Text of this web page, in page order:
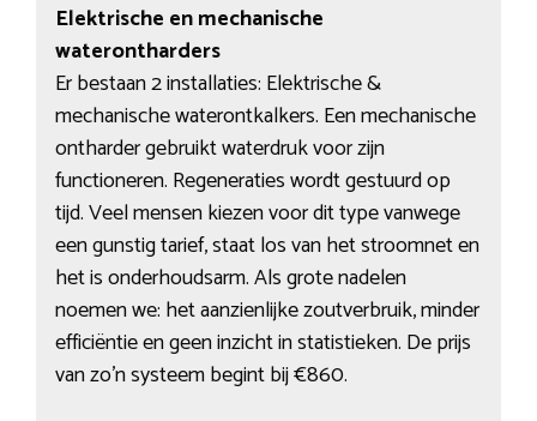
Elektrische en mechanische
waterontharders
Er bestaan 2 installaties: Elektrische &
mechanische waterontkalkers. Een mechanische
ontharder gebruikt waterdruk voor zijn
functioneren. Regeneraties wordt gestuurd op
tijd. Veel mensen kiezen voor dit type vanwege
een gunstig tarief, staat los van het stroomnet en
het is onderhoudsarm. Als grote nadelen
noemen we: het aanzienlijke zoutverbruik, minder
efficiëntie en geen inzicht in statistieken. De prijs
van zo’n systeem begint bij €860.